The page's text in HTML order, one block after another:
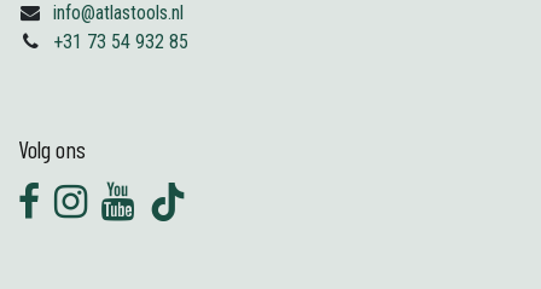
info@atlastools.nl
+31 73 54 932 85
Volg ons